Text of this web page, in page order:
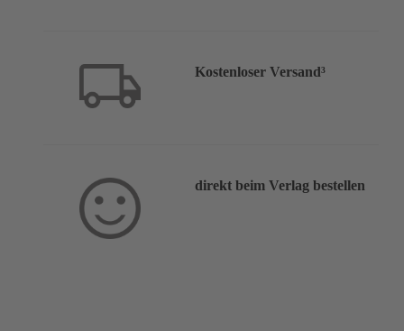
Kostenloser Versand³
direkt beim Verlag bestellen